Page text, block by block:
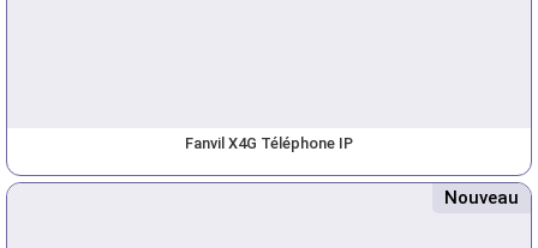
Fanvil X4G Téléphone IP
Nouveau